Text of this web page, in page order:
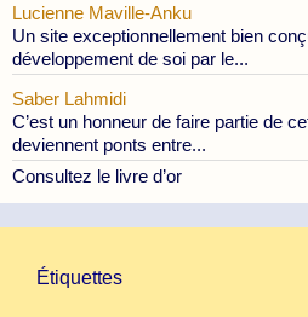
Lucienne Maville-Anku
Un site exceptionnellement bien
développement de soi par le...
Saber Lahmidi
C’est un honneur de faire partie de
deviennent ponts entre...
Consultez le livre d’or
Étiquettes